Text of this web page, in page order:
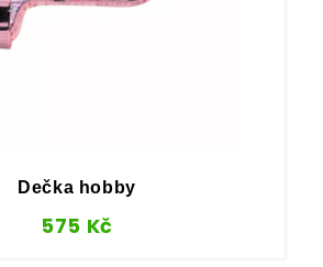
Dečka hobby
575 Kč